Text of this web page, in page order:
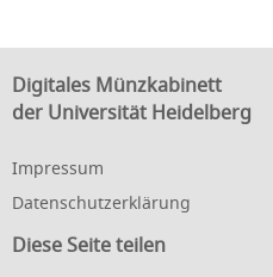
Digitales Münzkabinett
der Universität Heidelberg
Impressum
Datenschutzerklärung
Diese Seite teilen